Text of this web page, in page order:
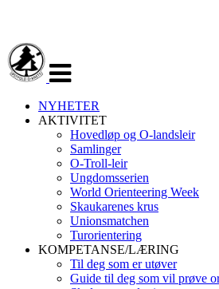
navigasjon
NYHETER
AKTIVITET
Hovedløp og O-landsleir
Samlinger
O-Troll-leir
Ungdomsserien
World Orienteering Week
Skaukarenes krus
Unionsmatchen
Turorientering
KOMPETANSE/LÆRING
Til deg som er utøver
Guide til deg som vil prøve